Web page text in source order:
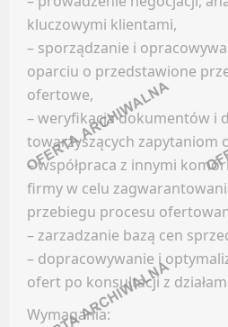
INSTALACJE / UTRZYMANIE /
Oferty pracy
Kanały social media
Newsletter
IT (ADMINISTRACJA)
Oferty pracy
Kanały social media
Newsletter
KADRY / PŁACE
LinkedIn
Kanały kategorii
Kanały ogólne
Newsletter
FRANCZYZA
Facebook
LinkedIn
Discord
Kanały kategorii
Kanały ogólne
kluczowymi klientami,
– sporządzanie i
oparciu o przedstawione
ofertowe,
– weryfikacja dokumentów i
towarzyszących zapytaniom
– współpraca z innymi
firmy w celu
przebiegu procesu
– zarzadzanie bazą cen
– dopracowywanie i
ofert po konsultacji z
Wymagania: